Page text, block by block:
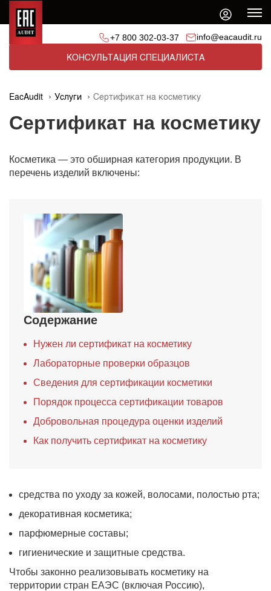
+7 800 302-03-37 info@eacaudit.ru
КОНСУЛЬТАЦИЯ СПЕЦИАЛИСТА
EacAudit Услуги Сертификат на косметику
Сертификат на косметику
Косметика — это обширная категория продукции. В
перечень изделий включены:
Содержание
Нужен ли сертификат на косметику
Лабораторные проверки образцов
Сведения для сертификации косметики
Порядок процесса сертификации товаров
Добровольная процедура оценки изделий
Как получить сертификат на косметику
средства по уходу за кожей, волосами, полостью рта;
декоративная косметика;
парфюмерные составы;
гигиенические и защитные средства.
Чтобы законно реализовывать косметику на
территории стран ЕАЭС (включая Россию),